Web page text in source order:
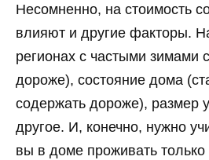
Несомненно, на стоимость
влияют и другие факторы.
регионах с частыми зимами
дороже), состояние дома
содержать дороже), размер
другое. И, конечно, нужно
вы в доме проживать